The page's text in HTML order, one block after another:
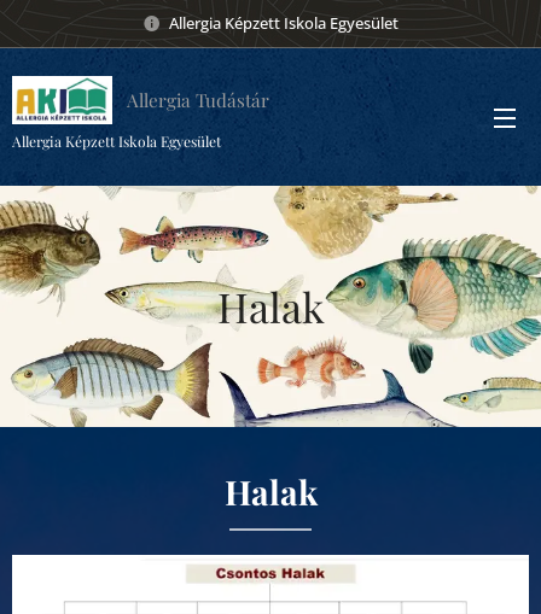
Allergia Képzett Iskola Egyesület
Allergia Tudástár
Allergia Képzett Iskola Egyesület
Halak
Halak